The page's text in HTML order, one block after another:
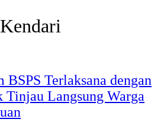
BSPS Terlaksana dengan
Langsung Warga